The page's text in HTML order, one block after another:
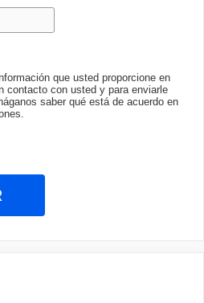
que usted proporcione en
contacto con usted y para enviarle
saber qué está de acuerdo en